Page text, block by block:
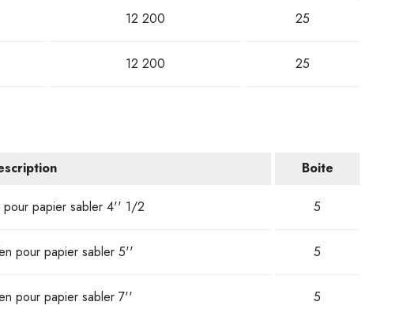
12 200 25
12 200 25
Boite
pour papier sabler 4'' 1/2 5
pour papier sabler 5'' 5
pour papier sabler 7'' 5